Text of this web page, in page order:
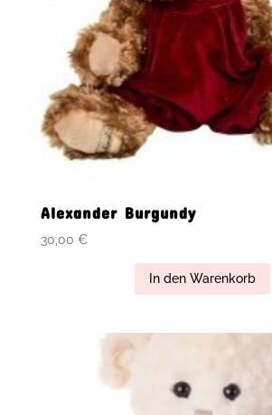
Alexander Burgundy
30,00 €
In den Warenkorb